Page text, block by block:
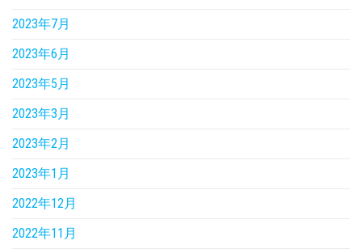
2023年7月
2023年6月
2023年5月
2023年3月
2023年2月
2023年1月
2022年12月
2022年11月